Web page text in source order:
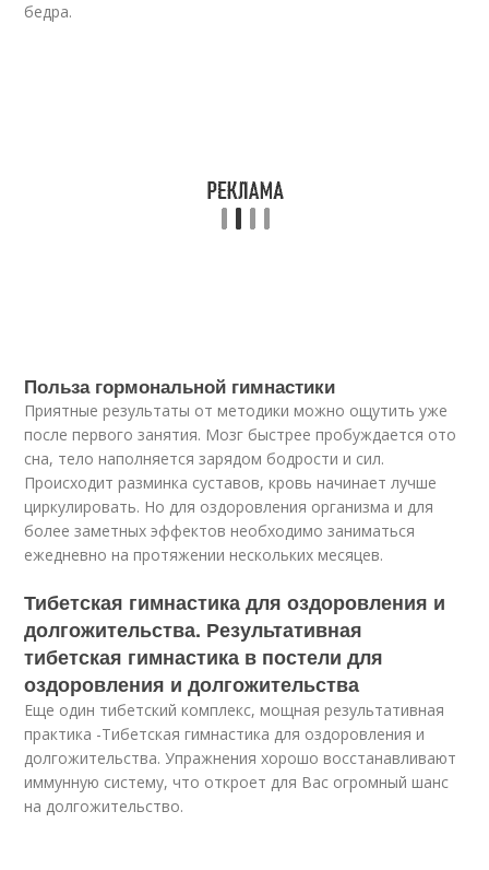
бедра.
Польза гормональной гимнастики
Приятные результаты от методики можно ощутить уже
после первого занятия. Мозг быстрее пробуждается ото
сна, тело наполняется зарядом бодрости и сил.
Происходит разминка суставов, кровь начинает лучше
циркулировать. Но для оздоровления организма и для
более заметных эффектов необходимо заниматься
ежедневно на протяжении нескольких месяцев.
Тибетская гимнастика для оздоровления и
долгожительства. Результативная
тибетская гимнастика в постели для
оздоровления и долгожительства
Еще один тибетский комплекс, мощная результативная
практика -Тибетская гимнастика для оздоровления и
долгожительства. Упражнения хорошо восстанавливают
иммунную систему, что откроет для Вас огромный шанс
на долгожительство.